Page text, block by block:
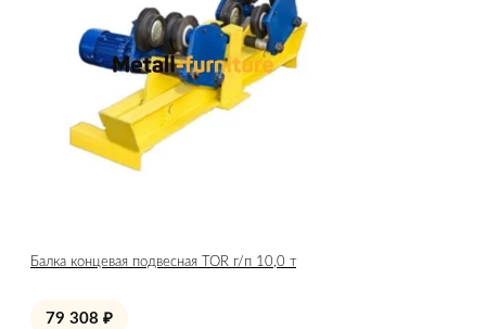
Балка концевая подвесная TOR г/п 10,0 т
79 308 ₽